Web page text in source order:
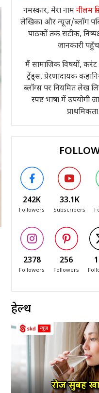
नमस्कार, मेरा नामनीलम
लेखिका और न्यूज़/ब्लॉग
पाठकों तक सटीक,
जानकारी
मैं सामाजिक विषयों,
ट्रेंड्स, प्रेरणादायक
ब्लॉग्स पर नियमित लेख
स्पष्ट भाषा में उपयोगी
242K
Followers
33.1K
Subscribers
2378
Followers
256
Followers
हेल्थ